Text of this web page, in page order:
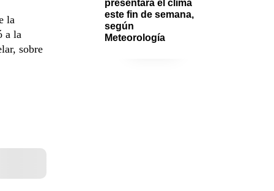
presentará el clima
este fin de semana,
según
Meteorología
la
a la
sobre